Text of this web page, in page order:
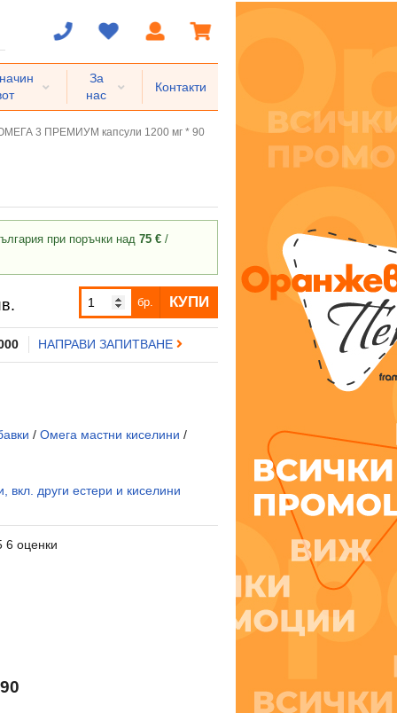
За
нас
Контакти
3 ПРЕМИУМ капсули 1200 мг * 90
при поръчки над 75 € /
бр. КУПИ
НАПРАВИ ЗАПИТВАНЕ
/Омега мастни киселини /
вкл. други естери и киселини
6 оценки